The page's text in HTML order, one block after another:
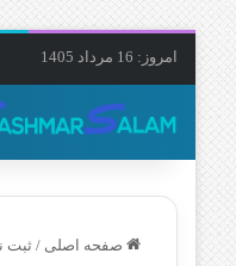
امروز: 16 مرداد 1405
صفحه اصلی / ثبت